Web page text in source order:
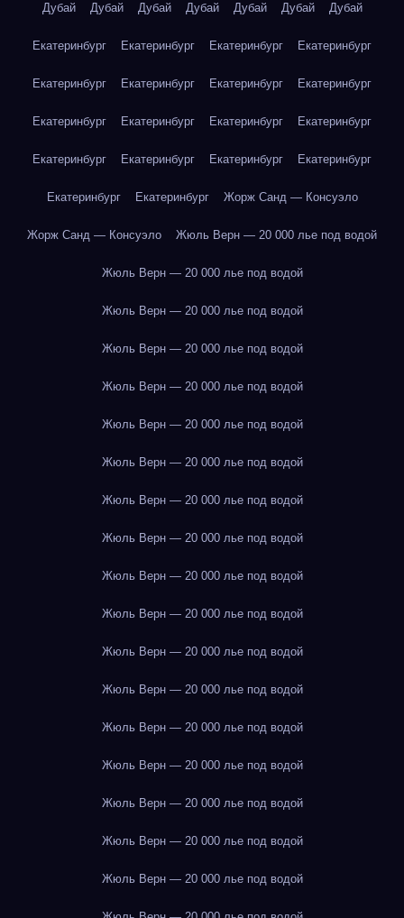
Дубай Дубай Дубай Дубай Дубай Дубай Дубай
Екатеринбург Екатеринбург Екатеринбург Екатеринбург
Екатеринбург Екатеринбург Екатеринбург Екатеринбург
Екатеринбург Екатеринбург Екатеринбург Екатеринбург
Екатеринбург Екатеринбург Екатеринбург Екатеринбург
Екатеринбург Екатеринбург Жорж Санд — Консуэло
Жорж Санд — Консуэло Жюль Верн — 20 000 лье под водой
Жюль Верн — 20 000 лье под водой
Жюль Верн — 20 000 лье под водой
Жюль Верн — 20 000 лье под водой
Жюль Верн — 20 000 лье под водой
Жюль Верн — 20 000 лье под водой
Жюль Верн — 20 000 лье под водой
Жюль Верн — 20 000 лье под водой
Жюль Верн — 20 000 лье под водой
Жюль Верн — 20 000 лье под водой
Жюль Верн — 20 000 лье под водой
Жюль Верн — 20 000 лье под водой
Жюль Верн — 20 000 лье под водой
Жюль Верн — 20 000 лье под водой
Жюль Верн — 20 000 лье под водой
Жюль Верн — 20 000 лье под водой
Жюль Верн — 20 000 лье под водой
Жюль Верн — 20 000 лье под водой